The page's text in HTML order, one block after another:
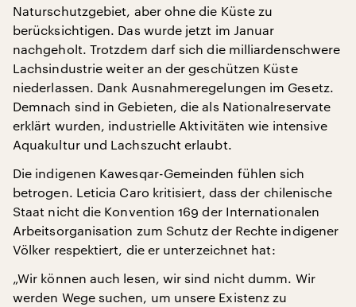
Naturschutzgebiet, aber ohne die Küste zu
berücksichtigen. Das wurde jetzt im Januar
nachgeholt. Trotzdem darf sich die milliardenschwere
Lachsindustrie weiter an der geschützen Küste
niederlassen. Dank Ausnahmeregelungen im Gesetz.
Demnach sind in Gebieten, die als Nationalreservate
erklärt wurden, industrielle Aktivitäten wie intensive
Aquakultur und Lachszucht erlaubt.
Die indigenen Kawesqar-Gemeinden fühlen sich
betrogen. Leticia Caro kritisiert, dass der chilenische
Staat nicht die Konvention 169 der Internationalen
Arbeitsorganisation zum Schutz der Rechte indigener
Völker respektiert, die er unterzeichnet hat:
„Wir können auch lesen, wir sind nicht dumm. Wir
werden Wege suchen, um unsere Existenz zu